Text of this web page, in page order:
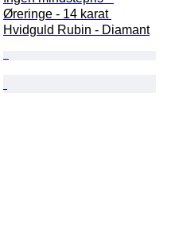
Øreringe - 14 karat
Hvidguld Rubin - Diamant